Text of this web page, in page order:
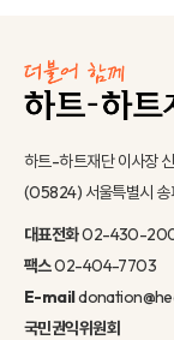
하트-하트재단 이사장
(05824) 서울특별시 송
대표전화02-430-
팩스02-404-7703
E-mail
국민권익위원회